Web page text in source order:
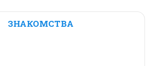
ЗНАКОМСТВА